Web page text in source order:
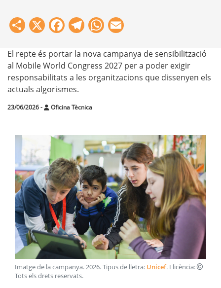
Share
X Facebook
Telegram
WhatsApp
El repte és portar la nova campanya de sensibilització
al Mobile World Congress 2027 per a poder exigir
responsabilitats a les organitzacions que dissenyen els
actuals algorismes.
23/06/2026- Oficina Tècnica
Imatge de la campanya.2026. Tipus de lletra: Unicef. Llicència:
Tots els drets reservats.